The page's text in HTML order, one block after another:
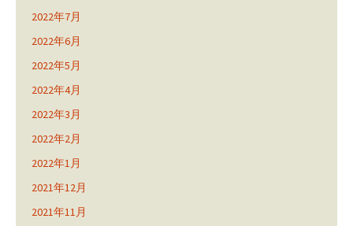
2022年7月
2022年6月
2022年5月
2022年4月
2022年3月
2022年2月
2022年1月
2021年12月
2021年11月